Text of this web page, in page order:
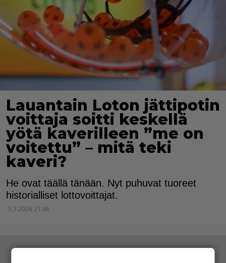
Lauantain Loton jättipotin
voittaja soitti keskellä
yötä kaverilleen ”me on
voitettu” – mitä teki
kaveri?
He ovat täällä tänään. Nyt puhuvat tuoreet
historialliset lottovoittajat.
5.7.2026 21:46